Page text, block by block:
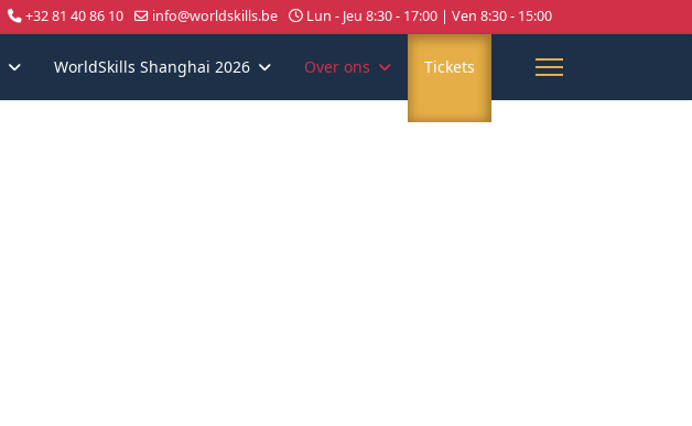
+32 81 40 86 10 info@worldskills.be Lun - Jeu 8:30 - 17:00 | Ven 8:30 - 15:00
WorldSkills Shanghai 2026 Over ons Tickets